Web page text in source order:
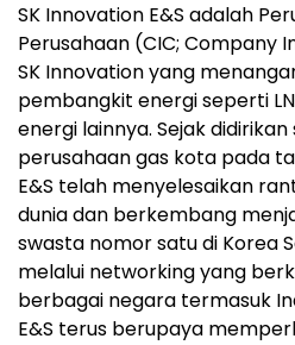
SK Innovation E&S adalah
Perusahaan (CIC; Company
SK Innovation yang
pembangkit energi seperti
energi lainnya. Sejak
perusahaan gas kota pada
E&S telah menyelesaikan
dunia dan berkembang
swasta nomor satu di Korea
melalui networking yang
berbagai negara termasuk
E&S terus berupaya